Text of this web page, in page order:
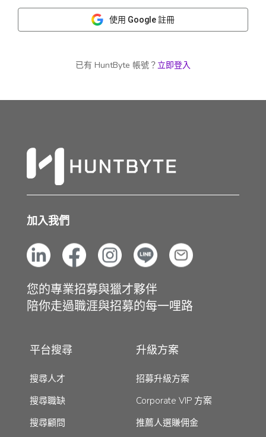
使用 Google 註冊
已有 HuntByte 帳號？立即登入
加入我們
您的專業招募與獵才夥伴
陪你走過職涯與招募的每一哩路
平台搜尋
搜尋人才
搜尋職缺
搜尋顧問
升級方案
招募升級方案
Corporate VIP 方案
推薦人選賺佣金